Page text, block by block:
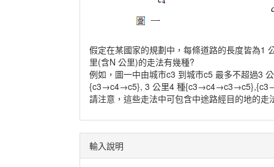
假定在某國家的規劃中，每條道路的長度皆為1
里(含N 公里)的走法有幾種?
例如，圖一中由城市c3 到城市c5 最多不超過3
{c3→c4→c5}, 3 公里4 種
請注意，這些走法中可包含中途路經目的地的
輸入說明